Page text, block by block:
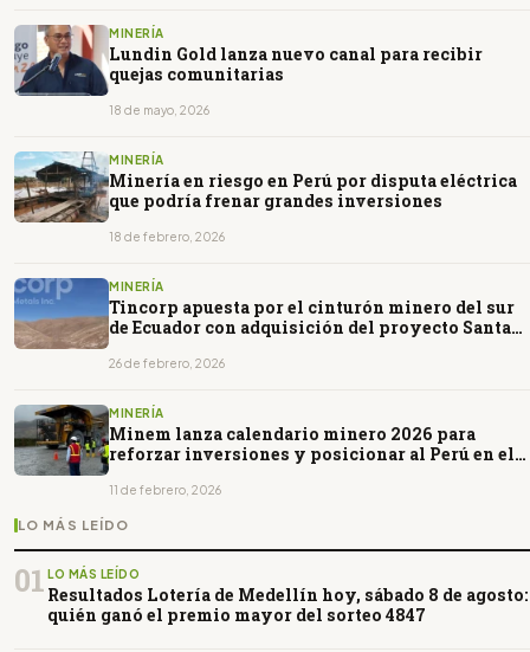
MINERÍA
Lundin Gold lanza nuevo canal para recibir
quejas comunitarias
18 de mayo, 2026
MINERÍA
Minería en riesgo en Perú por disputa eléctrica
que podría frenar grandes inversiones
18 de febrero, 2026
MINERÍA
Tincorp apuesta por el cinturón minero del sur
de Ecuador con adquisición del proyecto Santa
26 de febrero, 2026
MINERÍA
Minem lanza calendario minero 2026 para
reforzar inversiones y posicionar al Perú en el
11 de febrero, 2026
LO MÁS LEÍDO
01 LO MÁS LEÍDO
Resultados Lotería de Medellín hoy, sábado 8 de agosto:
quién ganó el premio mayor del sorteo 4847